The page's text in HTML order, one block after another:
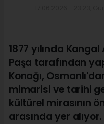
1877 yılında
Paşa tarafından
Konağı,
mimarisi ve tarihi
kültürel mirasının
arasında yer alıyor.